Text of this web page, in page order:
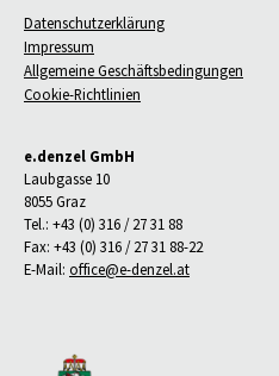
Datenschutzerklärung
Impressum
Allgemeine Geschäftsbedingungen
Cookie-Richtlinien
e.denzel GmbH
Laubgasse 10
8055 Graz
Tel.: +43 (0) 316 / 27 31 88
Fax: +43 (0) 316 / 27 31 88-22
E-Mail: office@e-denzel.at